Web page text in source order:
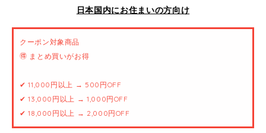
日本国内にお住まいの方向け
クーポン対象商品
🉐 まとめ買いがお得
✔ 11,000円以上 → 500円OFF
✔ 13,000円以上 → 1,000円OFF
✔ 18,000円以上 → 2,000円OFF